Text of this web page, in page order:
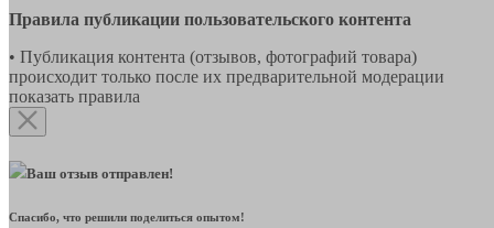
Правила публикации пользовательского контента
• Публикация контента (отзывов, фотографий товара)
происходит только после их предварительной модерации
показать правила
Ваш отзыв отправлен!
Спасибо, что решили поделиться опытом!